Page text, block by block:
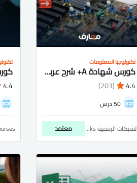
تكنولوجيا المعلومات
كورس شهادة A+ شرح عربى للمبتدئيين
4.4
(203)
50 درس
الشبكات الرقمية Digital Networks معتمد
4.4